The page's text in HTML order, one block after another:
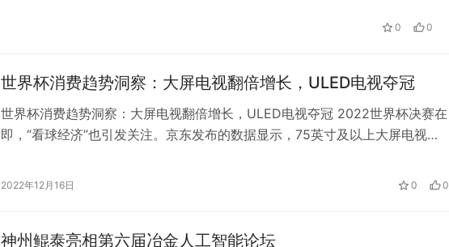
0 0
世界杯消费趋势洞察：大屏电视翻倍增长，ULED电视夺冠
世界杯消费趋势洞察：大屏电视翻倍增长，ULED电视夺冠 2022世界杯决赛在
即，“看球经济”也引发关注。京东发布的数据显示，75英寸及以上大屏电视在
升超4倍，带给球迷身临其境的赛事观感。而来自美团的数据显示，世界杯开赛
2022年12月16日 0 0
神州鲲泰亮相第六届冶金人工智能论坛